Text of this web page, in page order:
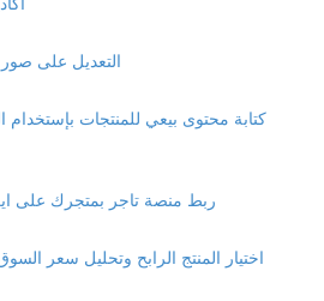
التعديل على صور
كتابة محتوى بيعي للمنتجات بإستخدام
ربط منصة تاجر بمتجرك على ايزي
اختيار المنتج الرابح وتحليل سعر